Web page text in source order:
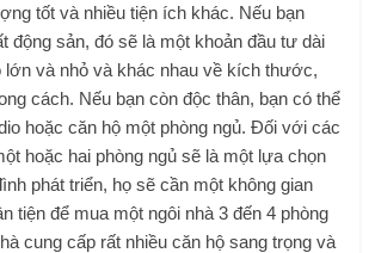
tốt và nhiều tiện ích khác. Nếu bạn
động sản, đó sẽ là một khoản đầu tư dài
lớn và nhỏ và khác nhau về kích thước,
cách. Nếu bạn còn độc thân, bạn có thể
hoặc căn hộ một phòng ngủ. Đối với các
hoặc hai phòng ngủ sẽ là một lựa chọn
phát triển, họ sẽ cần một không gian
tiện để mua một ngôi nhà 3 đến 4 phòng
cung cấp rất nhiều căn hộ sang trọng và